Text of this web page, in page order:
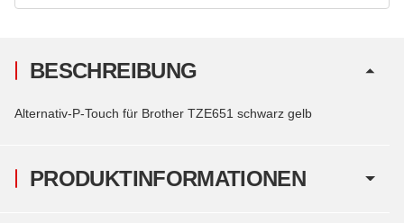
PRODUKTINFORMATIONEN
BESCHREIBUNG
Alternativ-P-Touch für Brother TZE651 schwarz gelb